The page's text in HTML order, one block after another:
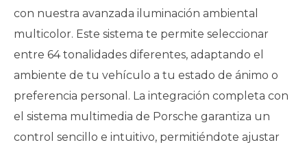
con nuestra avanzada iluminación ambiental
multicolor. Este sistema te permite seleccionar
entre 64 tonalidades diferentes, adaptando el
ambiente de tu vehículo a tu estado de ánimo o
preferencia personal. La integración completa con
el sistema multimedia de Porsche garantiza un
control sencillo e intuitivo, permitiéndote ajustar